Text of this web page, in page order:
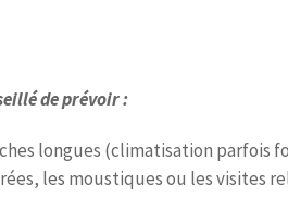
de prévoir :
longues (climatisation parfois
les moustiques ou les visites